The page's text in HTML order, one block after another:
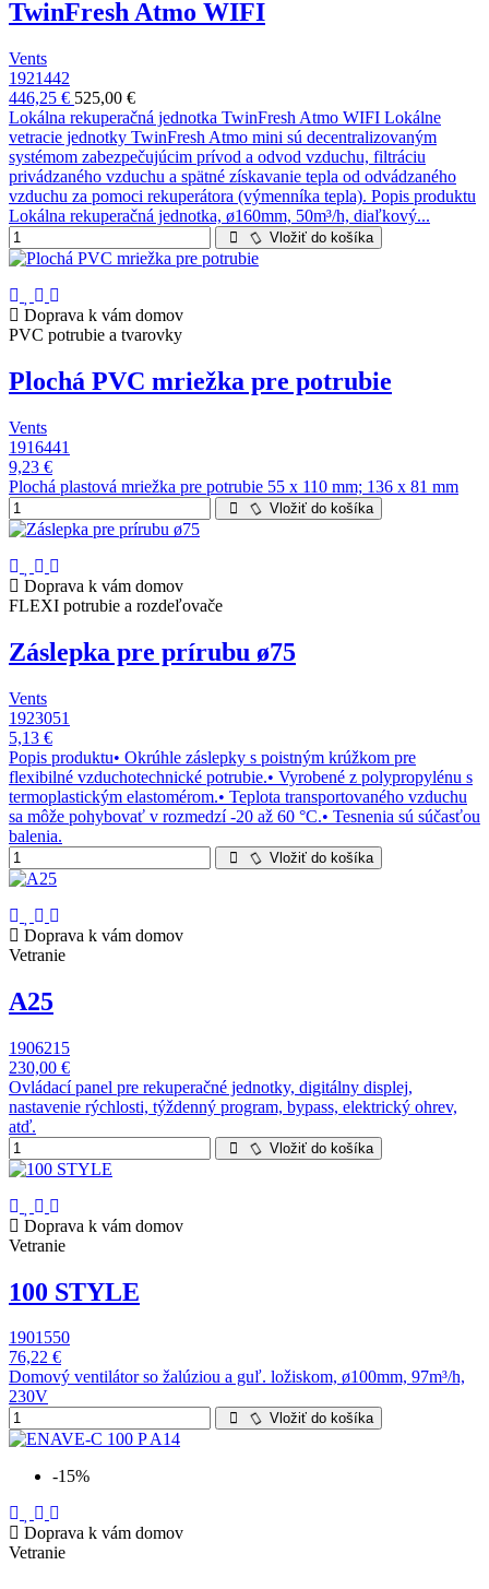
TwinFresh Atmo WIFI
Vents
1921442
446,25 € 525,00 €
Lokálna rekuperačná jednotka TwinFresh Atmo WIFI Lokálne
vetracie jednotky TwinFresh Atmo mini sú decentralizovaným
systémom zabezpečujúcim prívod a odvod vzduchu, filtráciu
privádzaného vzduchu a spätné získavanie tepla od odvádzaného
vzduchu za pomoci rekuperátora (výmenníka tepla). Popis produktu
Lokálna rekuperačná jednotka, ø160mm, 50m³/h, diaľkový...
Vložiť do košíka
Doprava k vám domov
PVC potrubie a tvarovky
Plochá PVC mriežka pre potrubie
Vents
1916441
9,23 €
Plochá plastová mriežka pre potrubie 55 x 110 mm; 136 x 81 mm
Vložiť do košíka
Doprava k vám domov
FLEXI potrubie a rozdeľovače
Záslepka pre prírubu ø75
Vents
1923051
5,13 €
Popis produktu• Okrúhle záslepky s poistným krúžkom pre
flexibilné vzduchotechnické potrubie.• Vyrobené z polypropylénu s
termoplastickým elastomérom.• Teplota transportovaného vzduchu
sa môže pohybovať v rozmedzí -20 až 60 °C.• Tesnenia sú súčasťou
balenia.
Vložiť do košíka
Doprava k vám domov
Vetranie
A25
1906215
230,00 €
Ovládací panel pre rekuperačné jednotky, digitálny displej,
nastavenie rýchlosti, týždenný program, bypass, elektrický ohrev,
atď.
Vložiť do košíka
Doprava k vám domov
Vetranie
100 STYLE
1901550
76,22 €
Domový ventilátor so žalúziou a guľ. ložiskom, ø100mm, 97m³/h,
230V
Vložiť do košíka
-15%
Doprava k vám domov
Vetranie